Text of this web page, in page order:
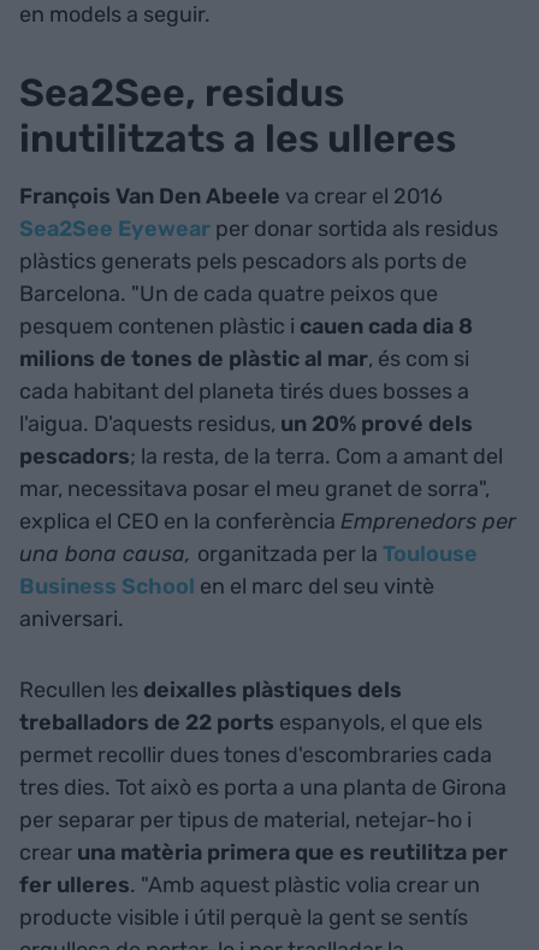
en models a seguir.
Sea2See, residus
inutilitzats a les ulleres
François Van Den Abeele va crear el 2016
Sea2See Eyewear per donar sortida als residus
plàstics generats pels pescadors als ports de
Barcelona. "Un de cada quatre peixos que
pesquem contenen plàstic i cauen cada dia 8
milions de tones de plàstic al mar, és com si
cada habitant del planeta tirés dues bosses a
l'aigua. D'aquests residus, un 20% prové dels
pescadors; la resta, de la terra. Com a amant del
mar, necessitava posar el meu granet de sorra",
explica el CEO en la conferència Emprenedors per
una bona causa, organitzada per la Toulouse
Business School en el marc del seu vintè
aniversari.
Recullen les deixalles plàstiques dels
treballadors de 22 ports espanyols, el que els
permet recollir dues tones d'escombraries cada
tres dies. Tot això es porta a una planta de Girona
per separar per tipus de material, netejar-ho i
crear una matèria primera que es reutilitza per
fer ulleres. "Amb aquest plàstic volia crear un
producte visible i útil perquè la gent se sentís